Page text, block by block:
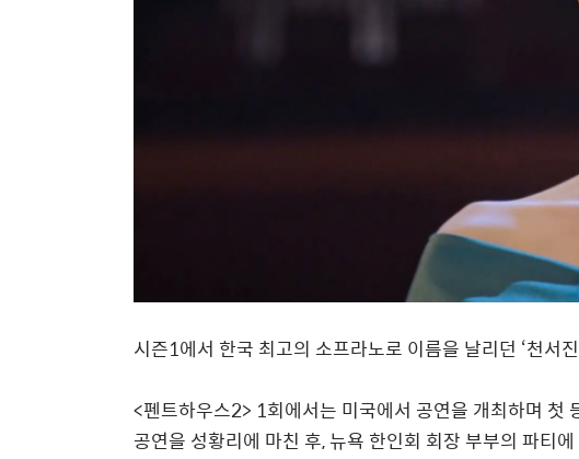
시즌1에서 한국 최고의 소프라노로 이름을 날리던 ‘천서진
<펜트하우스2> 1회에서는 미국에서 공연을 개최하며 첫
공연을 성황리에 마친 후,뉴욕 한인회 회장 부부의 파티